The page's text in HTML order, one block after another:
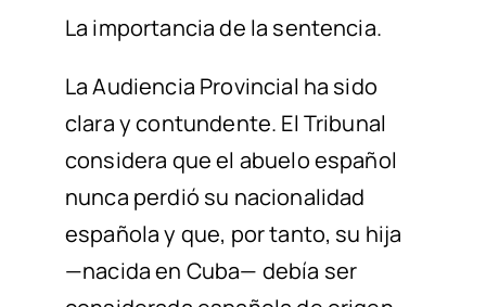
La importancia de la sentencia.
La Audiencia Provincial ha sido
clara ycontundente. El Tribunal
considera que el abuelo español
nunca perdió su nacionalidad
española y que, por tanto, su hija
—nacida en Cuba— debía ser